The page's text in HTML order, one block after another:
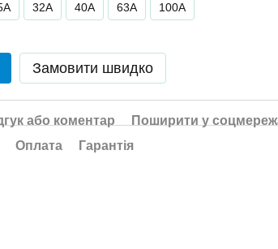
32A 40A 63A 100A
Замовити швидко
або коментар
Поширити у
Оплата Гарантія